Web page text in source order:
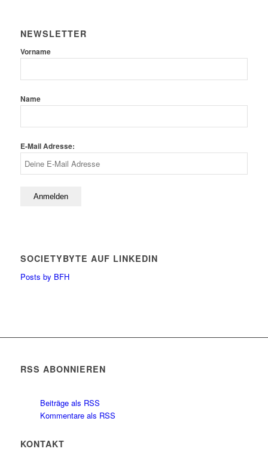
NEWSLETTER
Vorname
Name
E-Mail Adresse:
SOCIETYBYTE AUF LINKEDIN
Posts by BFH
RSS ABONNIEREN
Beiträge als RSS
Kommentare als RSS
KONTAKT